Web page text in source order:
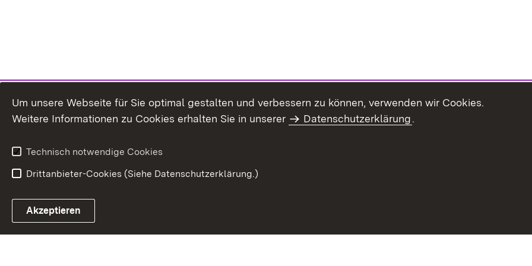
Um unsere Webseite für Sie optimal gestalten und verbessern zu können, verwenden wir Cookies.
Weitere Informationen zu Cookies erhalten Sie in unserer
Datenschutzerklärung.
Technisch notwendige Cookies
Drittanbieter-Cookies (Siehe Datenschutzerklärung.)
Akzeptieren